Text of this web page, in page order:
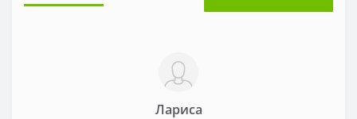
Лариса